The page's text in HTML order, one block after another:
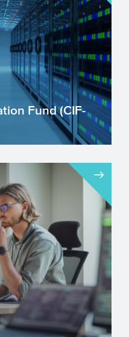
Fund (CIF-
Om dit
cybersecurity